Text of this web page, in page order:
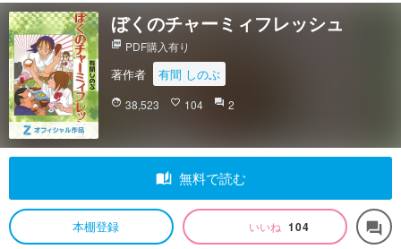
ぼくのチャーミィフレッシュ
picture_as_pdf PDF購入有り
著作者 有間 しのぶ
face 38,523 favorite_border 104 question_answer 2
auto_stories 無料で読む
本棚登録 いいね 104 forum